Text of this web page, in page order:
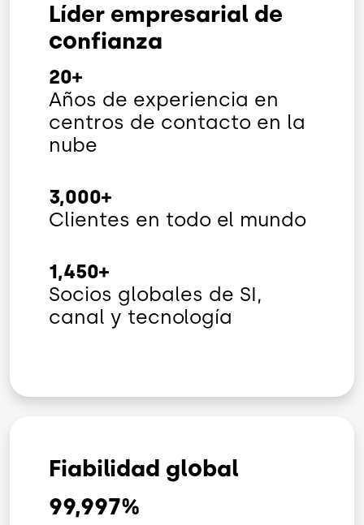
Líder empresarial de
confianza
20+
Años de experiencia en
centros de contacto en la
nube
3,000+
Clientes en todo el mundo
1,450+
Socios globales de SI,
canal y tecnología
Fiabilidad global
99,997%